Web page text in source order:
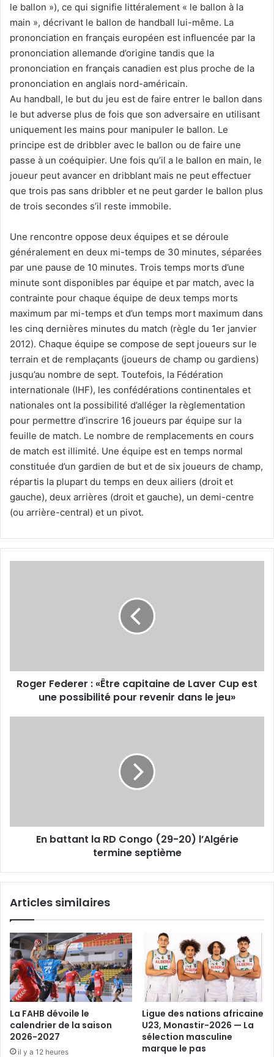
le ballon »), ce qui signifie littéralement « le ballon à la
main », décrivant le ballon de handball lui-même. La
prononciation en français européen est influencée par la
prononciation allemande d’origine tandis que la
prononciation en français canadien est plus proche de la
prononciation en anglais nord-américain.
Au handball, le but du jeu est de faire entrer le ballon dans
le but adverse plus de fois que son adversaire en utilisant
uniquement les mains pour manipuler le ballon. Le
principe est de dribbler avec le ballon ou de faire une
passe à un coéquipier. Une fois qu’il a le ballon en main, le
joueur peut avancer en dribblant mais ne peut effectuer
que trois pas sans dribbler et ne peut garder le ballon plus
de trois secondes s’il reste immobile.
Une rencontre oppose deux équipes et se déroule
généralement en deux mi-temps de 30 minutes, séparées
par une pause de 10 minutes. Trois temps morts d’une
minute sont disponibles par équipe et par match, avec la
contrainte pour chaque équipe de deux temps morts
maximum par mi-temps et d’un temps mort maximum dans
les cinq dernières minutes du match (règle du 1er janvier
2012). Chaque équipe se compose de sept joueurs sur le
terrain et de remplaçants (joueurs de champ ou gardiens)
jusqu’au nombre de sept. Toutefois, la Fédération
internationale (IHF), les confédérations continentales et
nationales ont la possibilité d’alléger la règlementation
pour permettre d’inscrire 16 joueurs par équipe sur la
feuille de match. Le nombre de remplacements en cours
de match est illimité. Une équipe est en temps normal
constituée d’un gardien de but et de six joueurs de champ,
répartis la plupart du temps en deux ailiers (droit et
gauche), deux arrières (droit et gauche), un demi-centre
(ou arrière-central) et un pivot.
est
une
possibilité
Roger Federer : «Être capitaine de Laver Cup est
une possibilité pour revenir dans le jeu»
termine
septièmeEn battant la RD Congo (29-20) l’Algérie
termine septième
Articles similaires
La FAHB dévoile le
calendrier de la saison
2026-2027
il y a 12 heures
Ligue des nations africaine
U23, Monastir-2026 — La
sélection masculine
marque le pas